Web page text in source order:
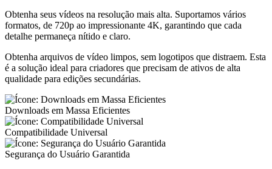
Obtenha seus vídeos na resolução mais alta. Suportamos vários
formatos, de 720p ao impressionante 4K, garantindo que cada
detalhe permaneça nítido e claro.
Obtenha arquivos de vídeo limpos, sem logotipos que distraem. Esta
é a solução ideal para criadores que precisam de ativos de alta
qualidade para edições secundárias.
Downloads em Massa Eficientes
Compatibilidade Universal
Segurança do Usuário Garantida